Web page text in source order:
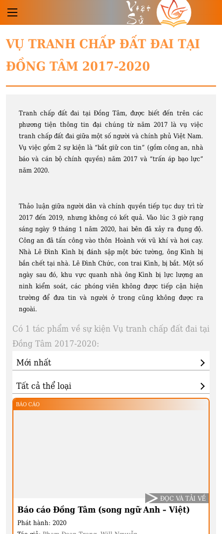
Việt
Sử
VỤ TRANH CHẤP ĐẤT ĐAI TẠI
ĐỒNG TÂM 2017-2020
Tranh chấp đất đai tại Đồng Tâm, được biết đến trên các
phương tiện thông tin đại chúng từ năm 2017 là vụ việc
tranh chấp đất đai giữa một số người và chính phủ Việt Nam.
Vụ việc gồm 2 sự kiện là “bắt giữ con tin” (gồm công an, nhà
báo và cán bộ chính quyền) năm 2017 và “trấn áp bạo lực”
năm 2020.
Thảo luận giữa người dân và chính quyền tiếp tục duy trì từ
2017 đến 2019, nhưng không có kết quả. Vào lúc 3 giờ rạng
sáng ngày 9 tháng 1 năm 2020, hai bên đã xảy ra đụng độ.
Công an đã tấn công vào thôn Hoành với vũ khí và hơi cay.
Nhà Lê Đình Kình bị đánh sập một bức tường, ông Kình bị
bắn chết tại nhà. Lê Đình Chức, con trai Kình, bị bắt. Một số
ngày sau đó, khu vực quanh nhà ông Kình bị lực lượng an
ninh kiểm soát, các phóng viên không được tiếp cận hiện
trường để đưa tin và người ở trong cũng không được ra
ngoài.
Có 1 tác phẩm về sự kiện Vụ tranh chấp đất đai tại
Đồng Tâm 2017-2020:
BÁO CÁO
Báo cáo Đồng Tâm (song ngữ Anh – Việt)
Phát hành: 2020
ĐỌC VÀ TẢI VỀ